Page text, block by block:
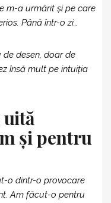
m-a urmărit și pe care
Până într-o zi…
desen, doar de
însă mult pe intuiția
uită
și pentru
o dintr-o provocare
Am făcut-o pentru